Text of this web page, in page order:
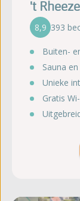
't
8,9 393
Buiten-
Sauna
Unieke
Gratis